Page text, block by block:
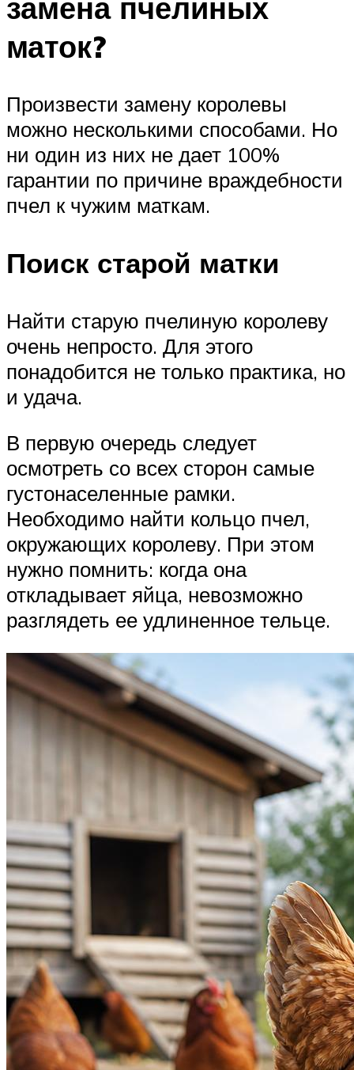
маток?
Произвести замену королевы
можно несколькими способами. Но
ни один из них не дает 100%
гарантии по причине враждебности
пчел к чужим маткам.
Поиск старой матки
Найти старую пчелиную королеву
очень непросто. Для этого
понадобится не только практика, но
и удача.
В первую очередь следует
осмотреть со всех сторон самые
густонаселенные рамки.
Необходимо найти кольцо пчел,
окружающих королеву. При этом
нужно помнить: когда она
откладывает яйца, невозможно
разглядеть ее удлиненное тельце.